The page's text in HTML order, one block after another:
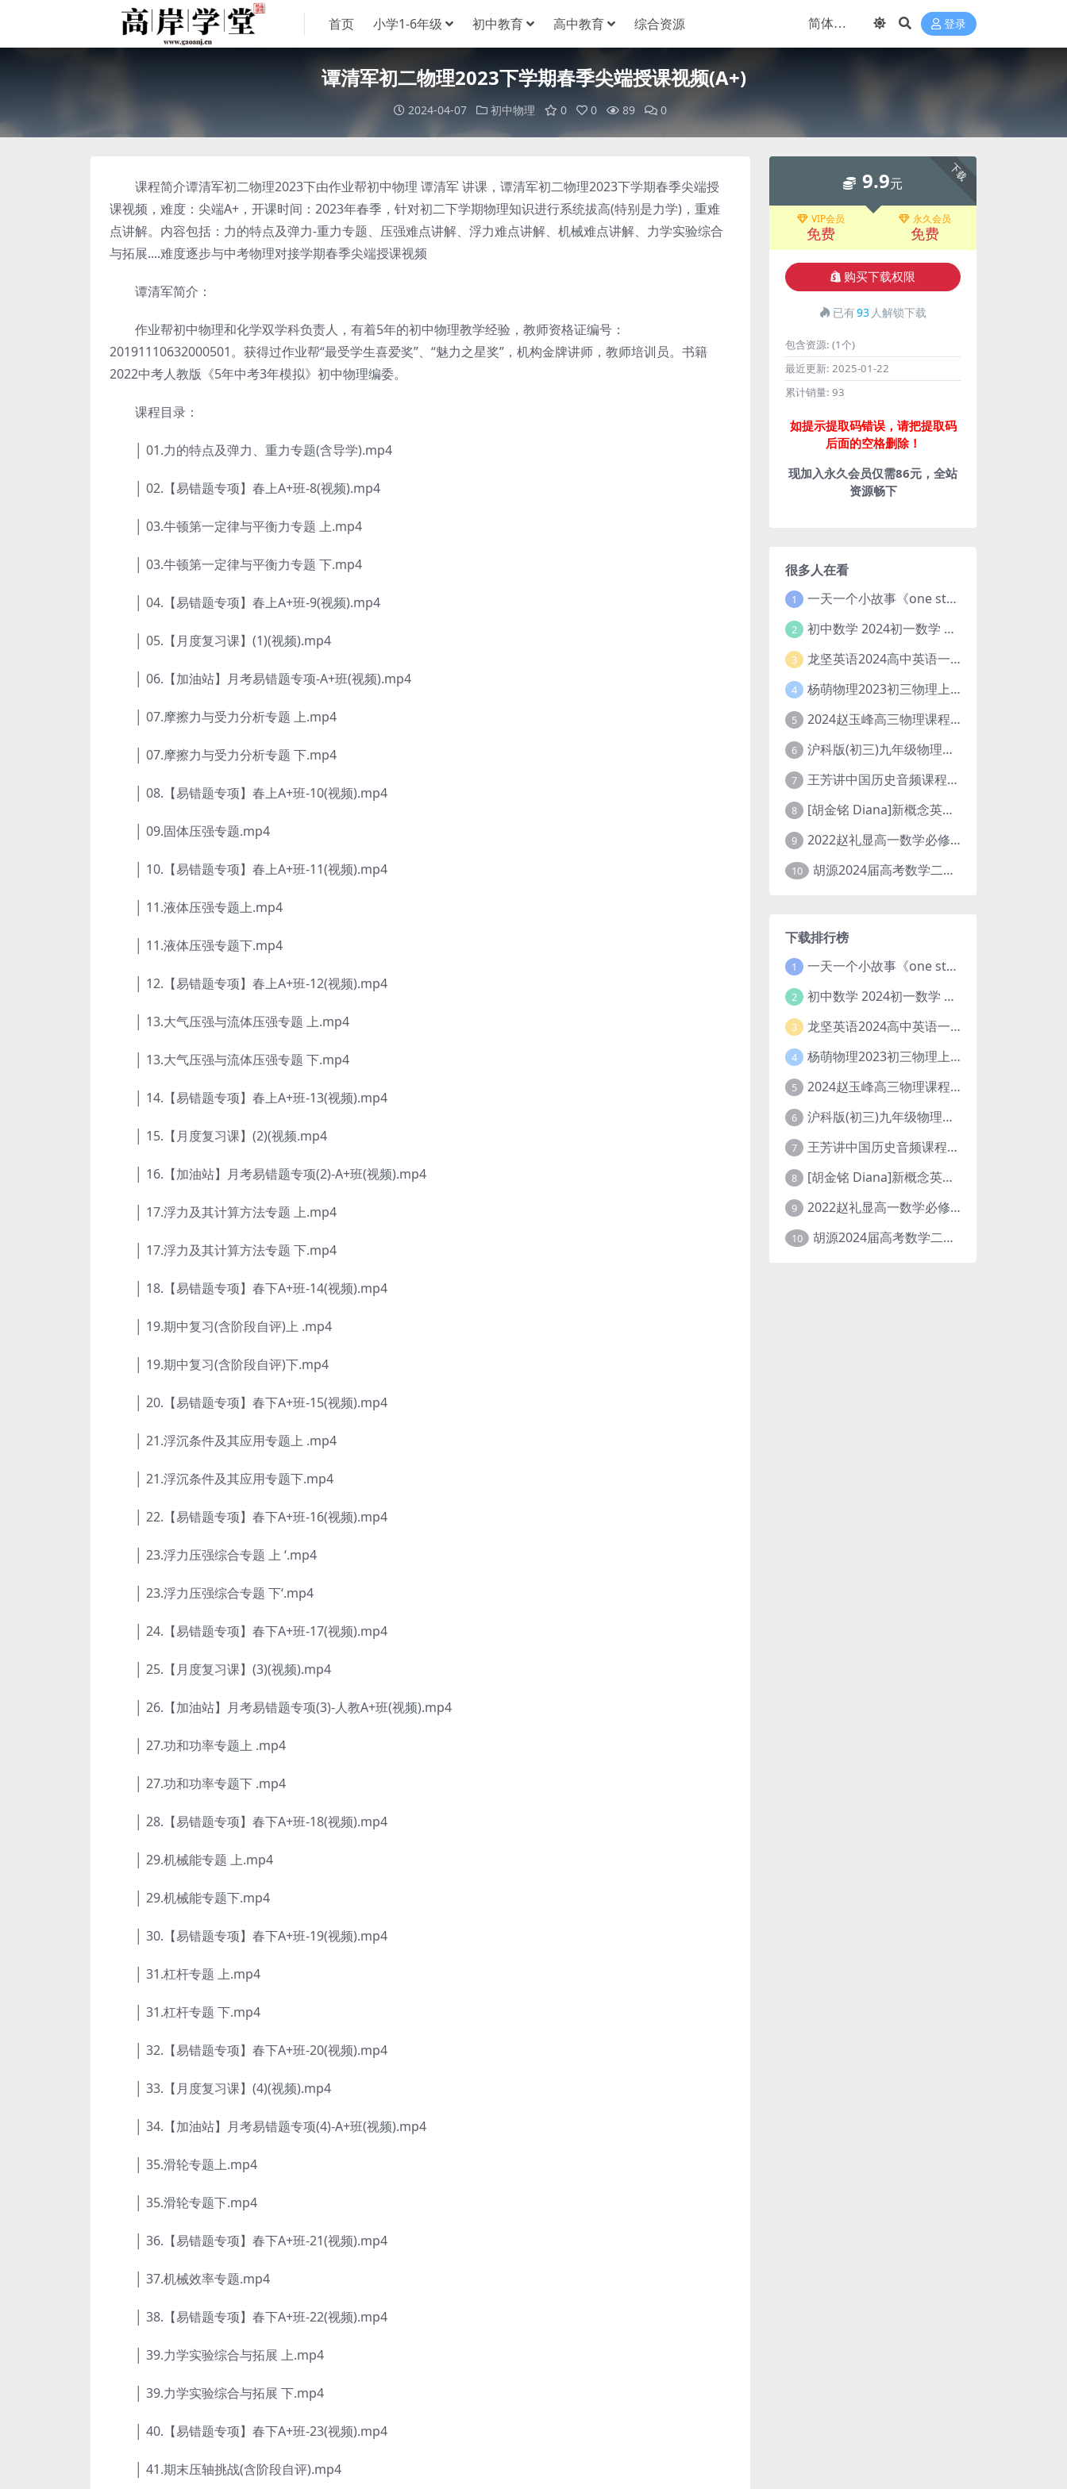
首页 小学1-6年级 初中教育 高中教育 综合资源 登录
谭清军初二物理2023下学期春季尖端授课视频(A+)
2024-04-07 初中物理 0 0 89 0
课程简介谭清军初二物理2023下由作业帮初中物理 谭清军 讲课，谭清军初二物理2023下学期春季尖端授
课视频，难度：尖端A+，开课时间：2023年春季，针对初二下学期物理知识进行系统拔高(特别是力学)，重难
点讲解。内容包括：力的特点及弹力-重力专题、压强难点讲解、浮力难点讲解、机械难点讲解、力学实验综合
与拓展....难度逐步与中考物理对接学期春季尖端授课视频
谭清军简介：
作业帮初中物理和化学双学科负责人，有着5年的初中物理教学经验，教师资格证编号：
20191110632000501。获得过作业帮“最受学生喜爱奖”、“魅力之星奖”，机构金牌讲师，教师培训员。书籍
2022中考人教版《5年中考3年模拟》初中物理编委。
课程目录：
│ 01.力的特点及弹力、重力专题(含导学).mp4
│ 02.【易错题专项】春上A+班-8(视频).mp4
│ 03.牛顿第一定律与平衡力专题 上.mp4
│ 03.牛顿第一定律与平衡力专题 下.mp4
│ 04.【易错题专项】春上A+班-9(视频).mp4
│ 05.【月度复习课】(1)(视频).mp4
│ 06.【加油站】月考易错题专项-A+班(视频).mp4
│ 07.摩擦力与受力分析专题 上.mp4
│ 07.摩擦力与受力分析专题 下.mp4
│ 08.【易错题专项】春上A+班-10(视频).mp4
│ 09.固体压强专题.mp4
│ 10.【易错题专项】春上A+班-11(视频).mp4
│ 11.液体压强专题上.mp4
│ 11.液体压强专题下.mp4
│ 12.【易错题专项】春上A+班-12(视频).mp4
│ 13.大气压强与流体压强专题 上.mp4
│ 13.大气压强与流体压强专题 下.mp4
│ 14.【易错题专项】春上A+班-13(视频).mp4
│ 15.【月度复习课】(2)(视频.mp4
│ 16.【加油站】月考易错题专项(2)-A+班(视频).mp4
│ 17.浮力及其计算方法专题 上.mp4
│ 17.浮力及其计算方法专题 下.mp4
│ 18.【易错题专项】春下A+班-14(视频).mp4
│ 19.期中复习(含阶段自评)上 .mp4
│ 19.期中复习(含阶段自评)下.mp4
│ 20.【易错题专项】春下A+班-15(视频).mp4
│ 21.浮沉条件及其应用专题上 .mp4
│ 21.浮沉条件及其应用专题下.mp4
│ 22.【易错题专项】春下A+班-16(视频).mp4
│ 23.浮力压强综合专题 上 ‘.mp4
│ 23.浮力压强综合专题 下‘.mp4
│ 24.【易错题专项】春下A+班-17(视频).mp4
│ 25.【月度复习课】(3)(视频).mp4
│ 26.【加油站】月考易错题专项(3)-人教A+班(视频).mp4
│ 27.功和功率专题上 .mp4
│ 27.功和功率专题下 .mp4
│ 28.【易错题专项】春下A+班-18(视频).mp4
│ 29.机械能专题 上.mp4
│ 29.机械能专题下.mp4
│ 30.【易错题专项】春下A+班-19(视频).mp4
│ 31.杠杆专题 上.mp4
│ 31.杠杆专题 下.mp4
│ 32.【易错题专项】春下A+班-20(视频).mp4
│ 33.【月度复习课】(4)(视频).mp4
│ 34.【加油站】月考易错题专项(4)-A+班(视频).mp4
│ 35.滑轮专题上.mp4
│ 35.滑轮专题下.mp4
│ 36.【易错题专项】春下A+班-21(视频).mp4
│ 37.机械效率专题.mp4
│ 38.【易错题专项】春下A+班-22(视频).mp4
│ 39.力学实验综合与拓展 上.mp4
│ 39.力学实验综合与拓展 下.mp4
│ 40.【易错题专项】春下A+班-23(视频).mp4
│ 41.期末压轴挑战(含阶段自评).mp4
下载
9.9元
VIP会员
免费
永久会员
免费
购买下载权限
已有93 人解锁下载
包含资源: (1个)
最近更新: 2025-01-22
累计销量: 93
如提示提取码错误，请把提取码
后面的空格删除！
现加入永久会员仅需86元，全站
资源畅下
很多人在看
1 一天一个小故事《one story a day》初中版 百度网盘分享下载
2 初中数学 2024初一数学 朱韬数学 S班春季下 A+班春季下 百度云网盘
3 龙坚英语2024高中英语一轮系统班(全国卷+北京卷)
4 杨萌物理2023初三物理上秋季A+班(视频+讲义) 百度网盘分享
5 2024赵玉峰高三物理课程24年高考物理一轮复习网课教程
6 沪科版(初三)九年级物理全一册网课教学视频全集(录播版 杜春雨 66讲)
7 王芳讲中国历史音频课程全集(上下五千年)
8 [胡金铭 Diana]新概念英语第1册教学视频课程(全集 百度网盘下载)
9 2022赵礼显高一数学必修一课程视频资源(秋季班 含讲义)百度网盘云
10 胡源2024届高考数学二轮寒假春季精讲 百度网盘分享
下载排行榜
1 一天一个小故事《one story a day》初中版 百度网盘分享下载
2 初中数学 2024初一数学 朱韬数学 S班春季下 A+班春季下 百度云网盘
3 龙坚英语2024高中英语一轮系统班(全国卷+北京卷)
4 杨萌物理2023初三物理上秋季A+班(视频+讲义) 百度网盘分享
5 2024赵玉峰高三物理课程24年高考物理一轮复习网课教程
6 沪科版(初三)九年级物理全一册网课教学视频全集(录播版 杜春雨 66讲)
7 王芳讲中国历史音频课程全集(上下五千年)
8 [胡金铭 Diana]新概念英语第1册教学视频课程(全集 百度网盘下载)
9 2022赵礼显高一数学必修一课程视频资源(秋季班 含讲义)百度网盘云
10 胡源2024届高考数学二轮寒假春季精讲 百度网盘分享